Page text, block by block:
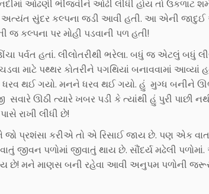
ઓઢણી ભીંજવીને ઓઢી લીધી હોય તો ઉકળાટ
અત્યંત સુંદર કલ્પના જડી આવી હતી. આ એની
કલ્પના પર મોહી પડવાની પળ હતી!
હતાં. લીલોતરીથી ભરેલા. બધું જ એટલું બધું
માટે પથ્થર કોતરીને પગથિયાં બનાવવામાં આવ્યાં
ધરવ થઈ ગયો. મનને ધરવ થઈ ગયો. હું મુગ્ધ બનીને
ઊઠી ત્યારે ખબર પડી કે ત્યાંથી હું પુરી પાછી
રાખી લીધી છે!
પ્રશંસા કરીએ તો એ રિસાઈ જાય છે. પણ એક વાત
જીવન પળોમાં જીવાતું થાય છે. સૌંદર્ય મઢેલી
છે! મને માણસ બની રહેવા આવી અનુપમ પળોની